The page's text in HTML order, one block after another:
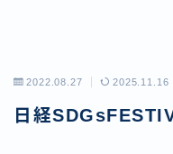
2022.08.27 2025.11.16
日経